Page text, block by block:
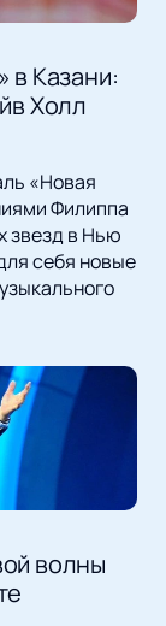
в Казани:
Холл
«Новая
Филиппа
звезд в Нью
себя новые
волны